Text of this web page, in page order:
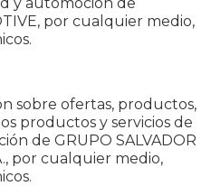
por cualquier medio,
sobre ofertas, productos,
productos y servicios de
de GRUPO SALVADOR
por cualquier medio,